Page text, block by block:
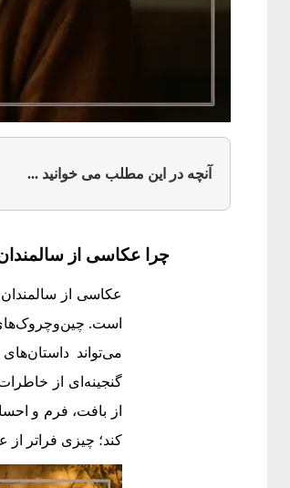
آنچه در این مطلب می خوانید ...
چرا عکاسی از
عکاسی از
است.
می‌تواند
گنجینه‌ای از
از بافت، فرم و
کند؛ چیزی فراتر